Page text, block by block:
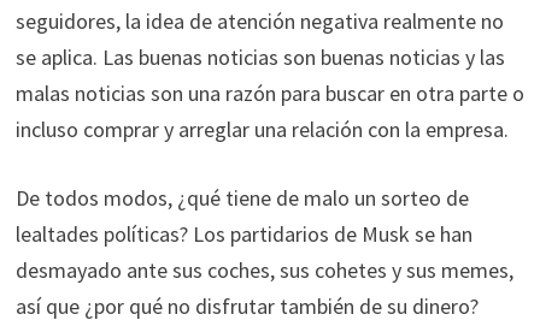
seguidores, la idea de atención negativa realmente no
se aplica. Las buenas noticias son buenas noticias y las
malas noticias son una razón para buscar en otra parte o
incluso comprar y arreglar una relación con la empresa.
De todos modos, ¿qué tiene de malo un sorteo de
lealtades políticas? Los partidarios de Musk se han
desmayado ante sus coches, sus cohetes y sus memes,
así que ¿por qué no disfrutar también de su dinero?